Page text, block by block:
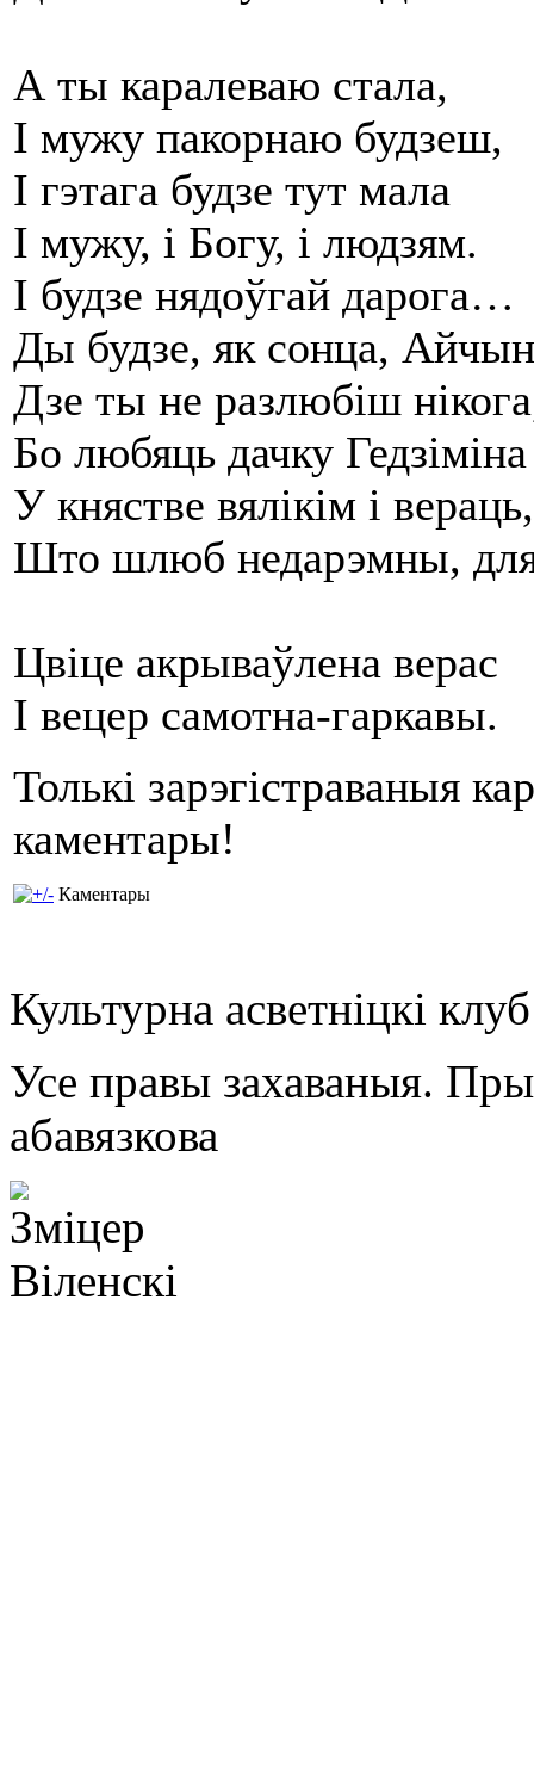
А ты каралеваю стала,
І мужу пакорнаю будзеш,
І гэтага будзе тут мала
І мужу, і Богу, і людзям.
І будзе нядоўгай дарога…
Ды будзе, як сонца,
Дзе ты не разлюбіш
Бо любяць дачку Гедзіміна
У княстве вялікім і вераць,
Што шлюб недарэмны,
Цвіце акрываўлена верас
І вецер самотна-гаркавы.
Толькі зарэгістраваныя
каментары!
Каментары
Культурна асветнiцкi
Усе правы захаваныя.
абавязкова